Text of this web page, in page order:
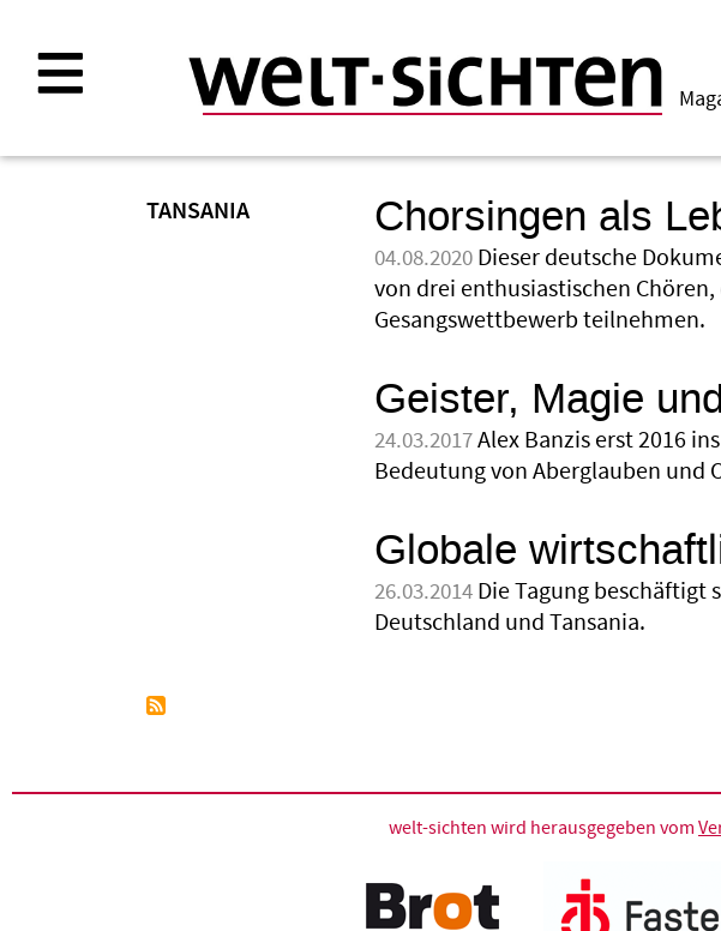
Inhalt
TANSANIA Chorsingen als
04.08.2020 Dieser deutsche
von drei enthusiastischen
Gesangswettbewerb teilnehmen.
Geister, Magie
24.03.2017Alex Banzis erst 2016
Bedeutung von Aberglauben und
Globale
26.03.2014 Die Tagung
Deutschland und Tansania.
welt-sichten wird herausgegeben vom